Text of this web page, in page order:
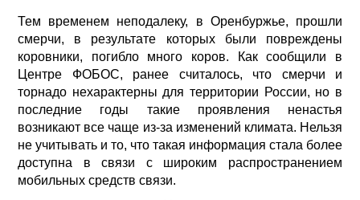
Тем временем неподалеку, в Оренбуржье, прошли
смерчи, в результате которых были повреждены
коровники, погибло много коров. Как сообщили в
Центре ФОБОС, ранее считалось, что смерчи и
торнадо нехарактерны для территории России, но в
последние годы такие проявления ненастья
возникают все чаще из-за изменений климата. Нельзя
не учитывать и то, что такая информация стала более
доступна в связи с широким распространением
мобильных средств связи.